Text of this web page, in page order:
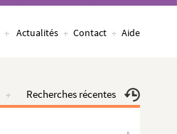
Actualités Contact Aide
Recherches récentes